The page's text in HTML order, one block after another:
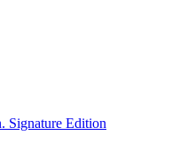
Signature Edition